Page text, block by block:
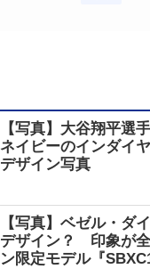
【写真】大谷翔平
ネイビーのインダイ
デザイン写真
【写真】ベゼル・ダ
デザイン？ 印象が
ン限定モデル『